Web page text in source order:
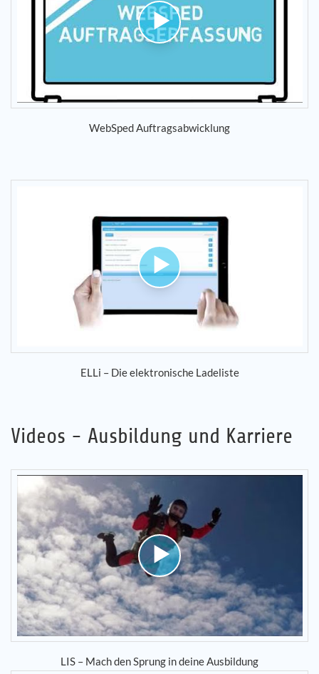
WebSped Auftragsabwicklung
ELLi – Die elektronische Ladeliste
Videos - Ausbildung und Karriere
LIS – Mach den Sprung in deine Ausbildung